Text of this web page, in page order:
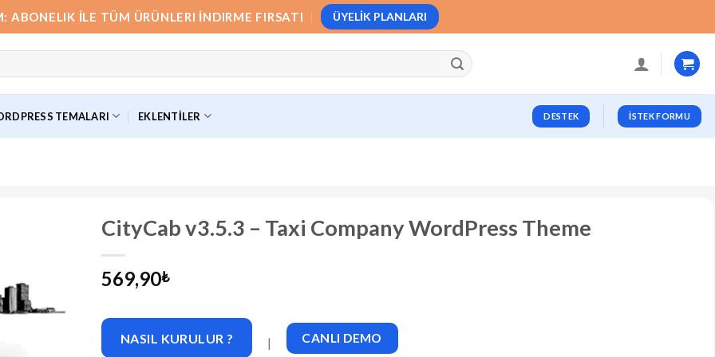
ABONELIK İLE TÜM ÜRÜNLERI İNDIRME FIRSATI ÜYELIK PLANLARI
TEMALARI EKLENTILER DESTEK İSTEK FORMU
CityCab v3.5.3 – Taxi Company WordPress Theme
569,90₺
NASIL KURULUR ? | CANLI DEMO